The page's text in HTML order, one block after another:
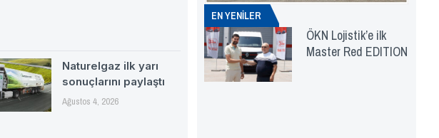
Naturelgaz ilk yarı
sonuçlarını paylaştı
Ağustos 4, 2026
EN YENİLER
ÖKN Lojistik’e ilk
Master Red EDITION